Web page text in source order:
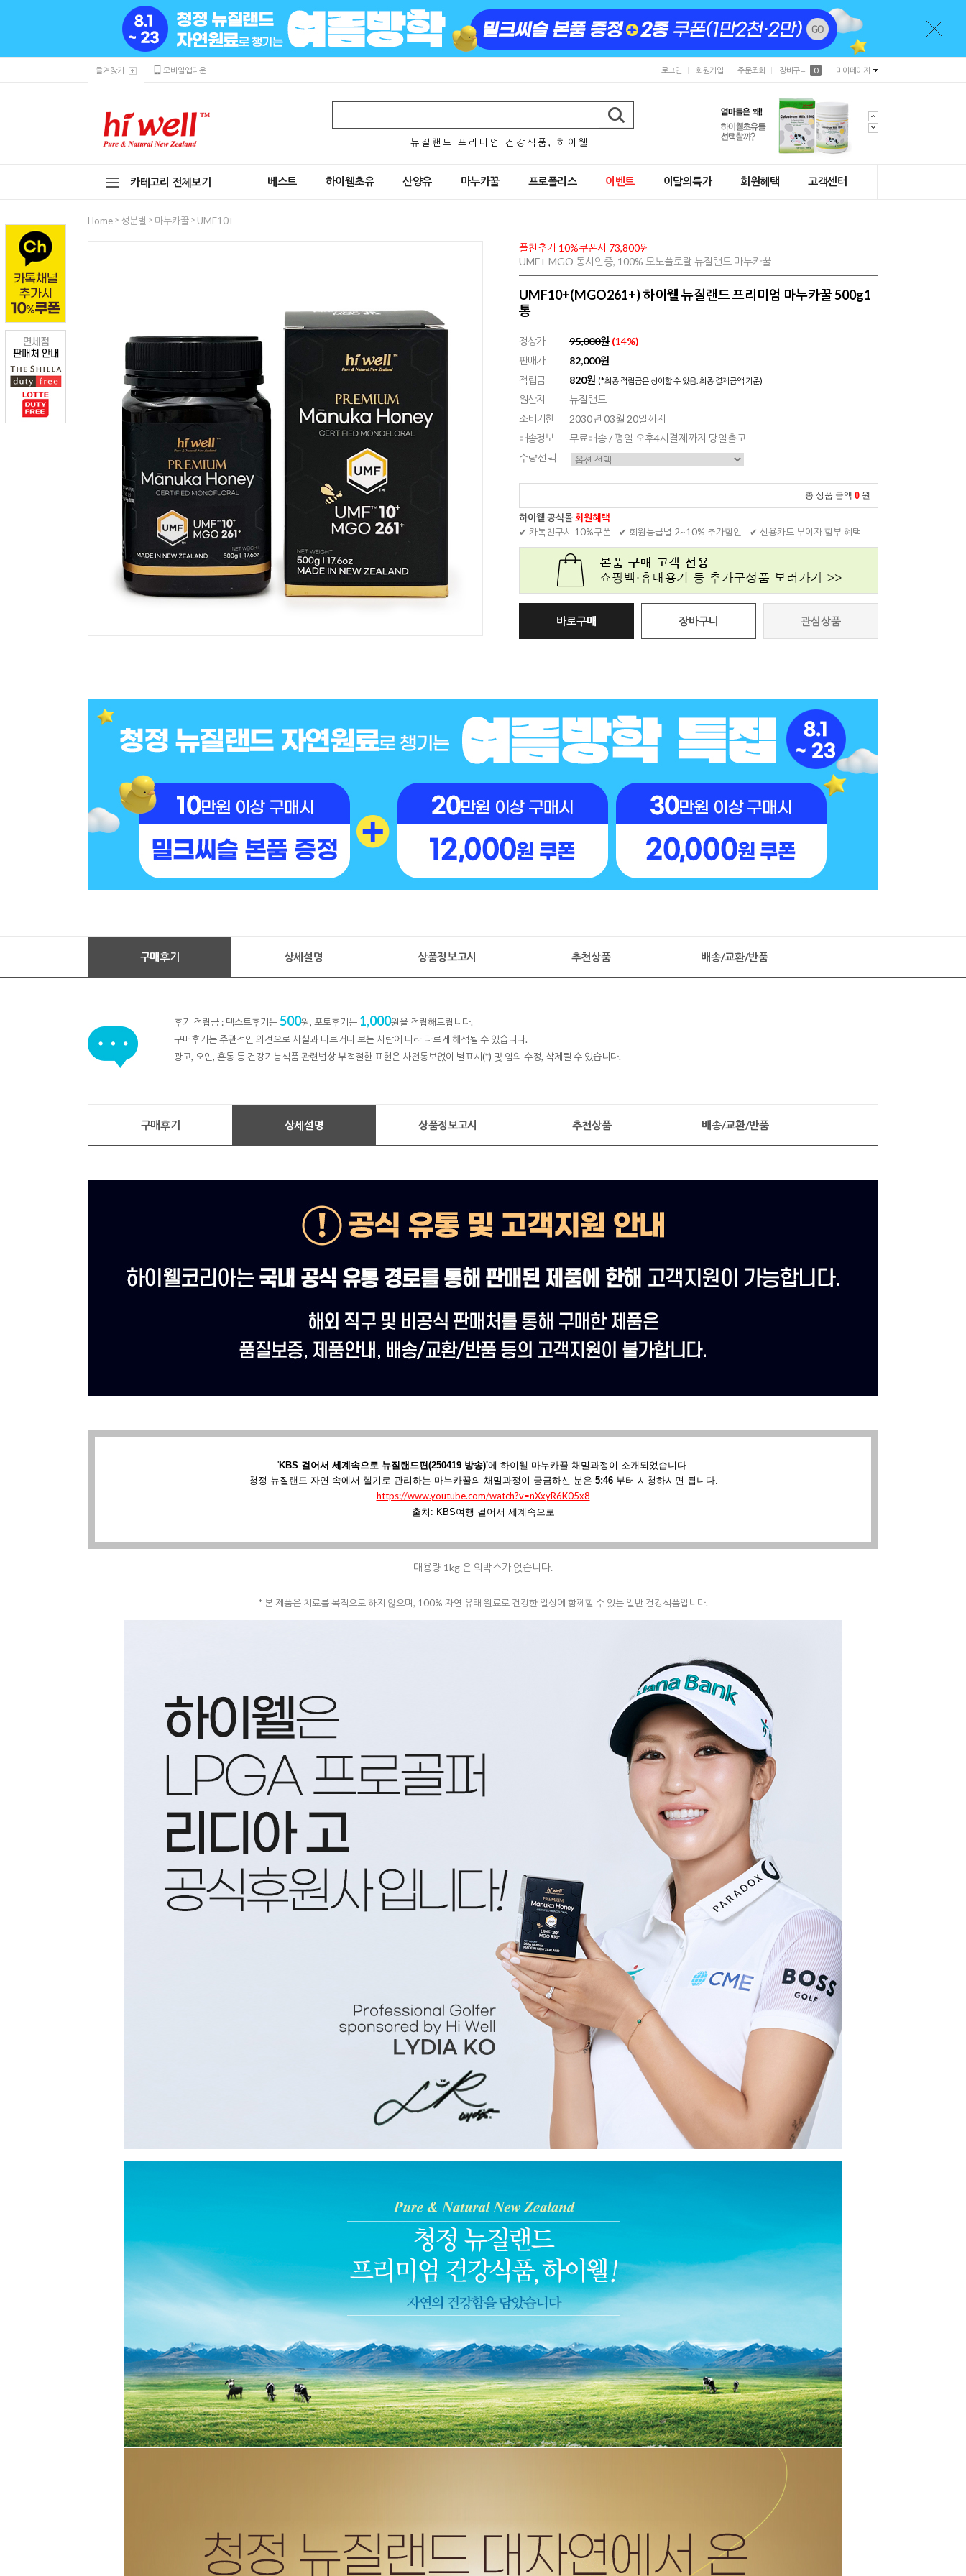
즐겨찾기 모바일앱다운 로그인 회원가입 주문조회 장바구니 0 마이페이지
뉴 질 랜 드 프 리 미 엄 건 강 식 품 , 하 이 웰
카테고리 전체보기 베스트 하이웰초유 산양유 마누카꿀 프로폴리스 이벤트 이달의특가 회원혜택 고객센터
Home > 성분별 > 마누카꿀 > UMF10+
플친추가 10%쿠폰시 73,800원
UMF+ MGO 동시인증, 100% 모노플로랄 뉴질랜드 마누카꿀
UMF10+(MGO261+) 하이웰 뉴질랜드 프리미엄 마누카꿀 500g1
통
정상가 95,000원 (14%)
판매가
82,000원
적립금
820원 (*최종 적립금은 상이할 수 있음. 최종 결제금액 기준)
원산지
뉴질랜드
소비기한
2030년 03월 20일까지
배송정보
무료배송 / 평일 오후4시결제까지 당일출고
수량선택
총 상품 금액 0 원
하이웰 공식몰회원혜택
✔ 카톡친구시 10%쿠폰
✔ 회원등급별 2~10% 추가할인 ✔ 신용카드 무이자 할부 혜택
바로구매 장바구니 관심상품
구매후기 상세설명 상품정보고시 추천상품 배송/교환/반품
후기 적립금 : 텍스트후기는500원, 포토후기는 1,000원을 적립해드립니다.
구매후기는 주관적인 의견으로 사실과 다르거나 보는 사람에 따라 다르게 해석될 수 있습니다.
광고, 오인, 혼동 등 건강기능식품 관련법상 부적절한 표현은 사전통보없이 별표시(*) 및 임의 수정, 삭제될 수 있습니다.
구매후기 상세설명 상품정보고시 추천상품 배송/교환/반품
'KBS 걸어서 세계속으로 뉴질랜드편(250419 방송)'에 하이웰 마누카꿀 채밀과정이 소개되었습니다.
청정 뉴질랜드 자연 속에서 헬기로 관리하는 마누카꿀의 채밀과정이 궁금하신 분은 5:46부터 시청하시면 됩니다.
https://www.youtube.com/watch?v=nXxyR6K05x8
출처: KBS여행 걸어서 세계속으로
대용량 1kg 은 외박스가 없습니다.
* 본 제품은 치료를 목적으로 하지 않으며, 100% 자연 유래 원료로 건강한 일상에 함께할 수 있는 일반 건강식품입니다.